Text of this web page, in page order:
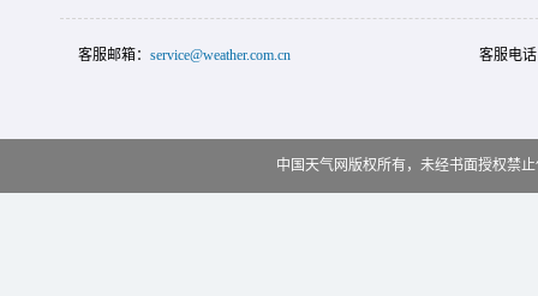
客服邮箱： service@weather.com.cn 客服电
中国天气网版权所有，未经书面授权